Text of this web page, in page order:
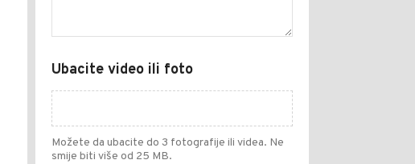
Ubacite video ili foto
Možete da ubacite do 3 fotografije ili videa. Ne
smije biti više od 25 MB.